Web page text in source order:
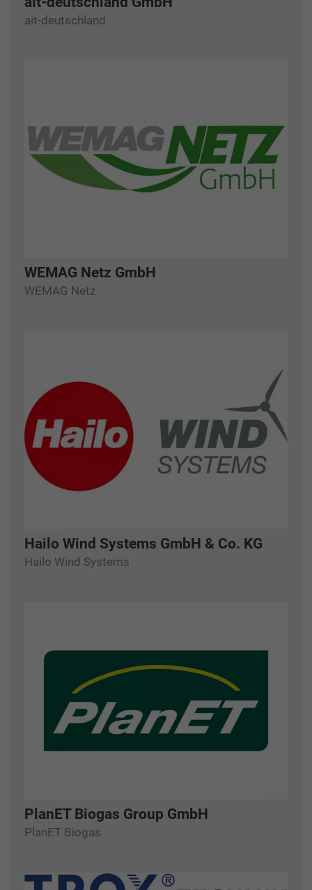
ait-deutschland
WEMAG Netz GmbH
WEMAG Netz
Hailo Wind Systems GmbH & Co. KG
Hailo Wind Systems
PlanET Biogas Group GmbH
PlanET Biogas